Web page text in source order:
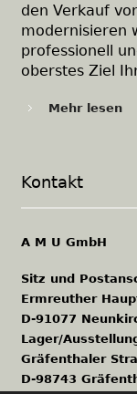
den Verkauf
modernisieren
professionell
oberstes Ziel
Mehr lesen
Kontakt
A M U GmbH
Sitz und
Ermreuther
D-91077
Lager/
Gräfenthaler
D-98743